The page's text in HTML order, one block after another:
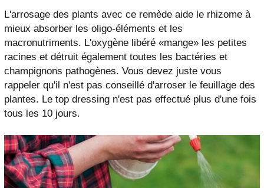
L'arrosage des plants avec ce remède aide le rhizome à
mieux absorber les oligo-éléments et les
macronutriments. L'oxygène libéré «mange» les petites
racines et détruit également toutes les bactéries et
champignons pathogènes. Vous devez juste vous
rappeler qu'il n'est pas conseillé d'arroser le feuillage des
plantes. Le top dressing n'est pas effectué plus d'une fois
tous les 10 jours.